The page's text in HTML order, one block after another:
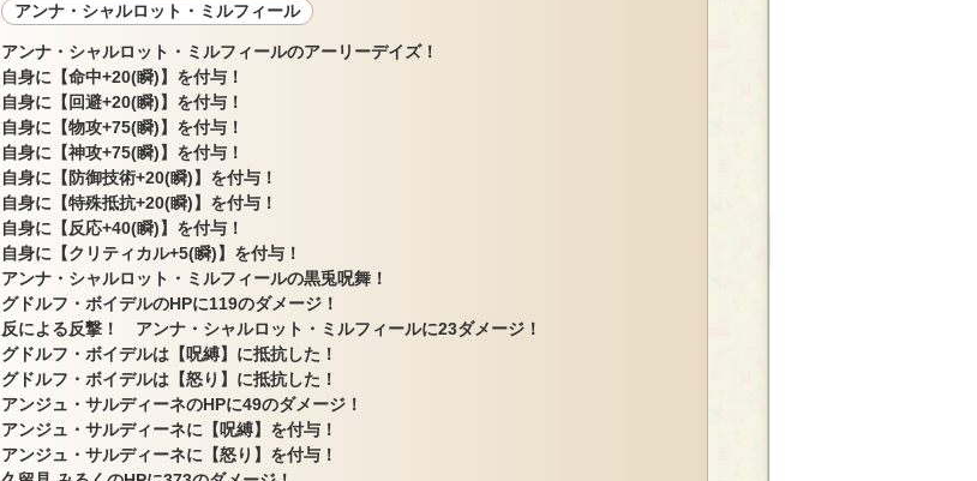
アンナ・シャルロット・ミルフィール
アンナ・シャルロット・ミルフィールのアーリーデイズ！
自身に【命中+20(瞬)】を付与！
自身に【回避+20(瞬)】を付与！
自身に【物攻+75(瞬)】を付与！
自身に【神攻+75(瞬)】を付与！
自身に【防御技術+20(瞬)】を付与！
自身に【特殊抵抗+20(瞬)】を付与！
自身に【反応+40(瞬)】を付与！
自身に【クリティカル+5(瞬)】を付与！
アンナ・シャルロット・ミルフィールの黒兎呪舞！
グドルフ・ボイデルのHPに119のダメージ！
反による反撃！ アンナ・シャルロット・ミルフィールに23ダメージ！
グドルフ・ボイデルは【呪縛】に抵抗した！
グドルフ・ボイデルは【怒り】に抵抗した！
アンジュ・サルディーネのHPに49のダメージ！
アンジュ・サルディーネに【呪縛】を付与！
アンジュ・サルディーネに【怒り】を付与！